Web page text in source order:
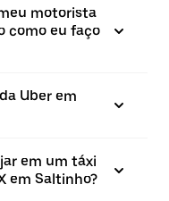
motorista
como eu faço
Uber em
em um táxi
em Saltinho?